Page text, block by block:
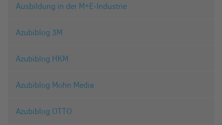
Ausbildung in der M+E-Industrie
Azubiblog 3M
Azubiblog HKM
Azubiblog Mohn Media
Azubiblog OTTO